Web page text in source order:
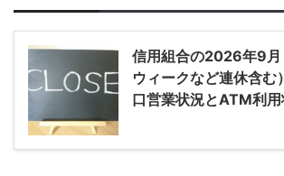
信用組合の2026年9月
ウィークなど連休含む
口営業状況とATM利